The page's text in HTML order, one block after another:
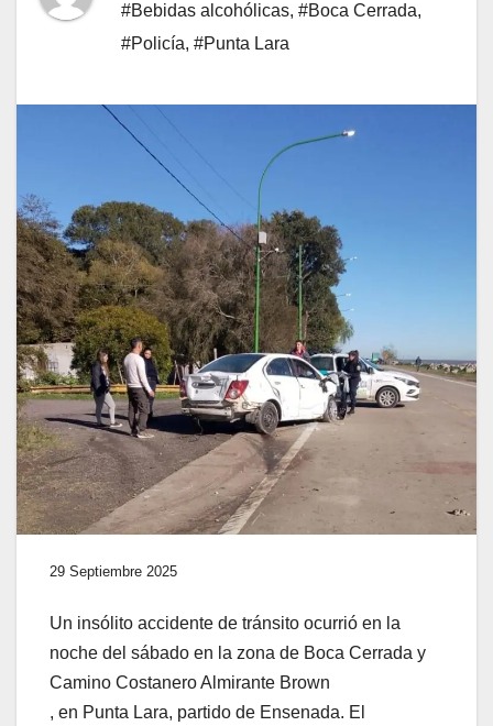
#Bebidas alcohólicas, #Boca Cerrada,
#Policía, #Punta Lara
29 Septiembre 2025
Un insólito accidente de tránsito ocurrió en la
noche del sábado en la zona de Boca Cerrada y
Camino Costanero Almirante Brown
, en Punta Lara, partido de Ensenada. El